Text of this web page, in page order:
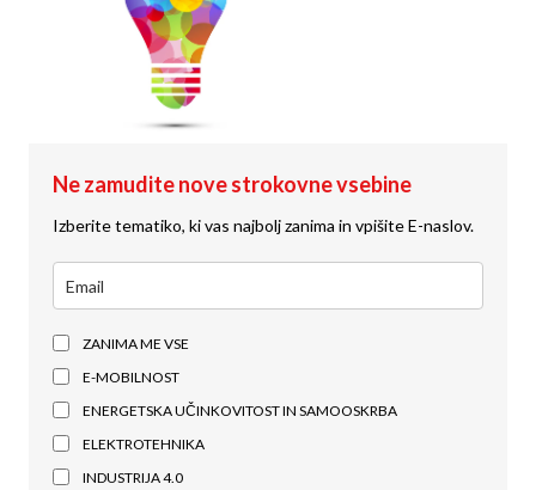
Ne zamudite nove strokovne vsebine
Izberite tematiko, ki vas najbolj zanima in vpišite E-naslov.
ZANIMA ME VSE
E-MOBILNOST
ENERGETSKA UČINKOVITOST IN SAMOOSKRBA
ELEKTROTEHNIKA
INDUSTRIJA 4.0